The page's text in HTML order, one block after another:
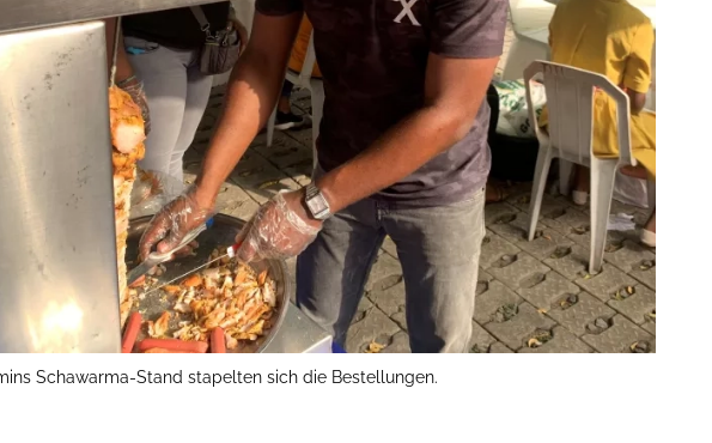
Schawarma-Stand stapelten sich die Bestellungen.